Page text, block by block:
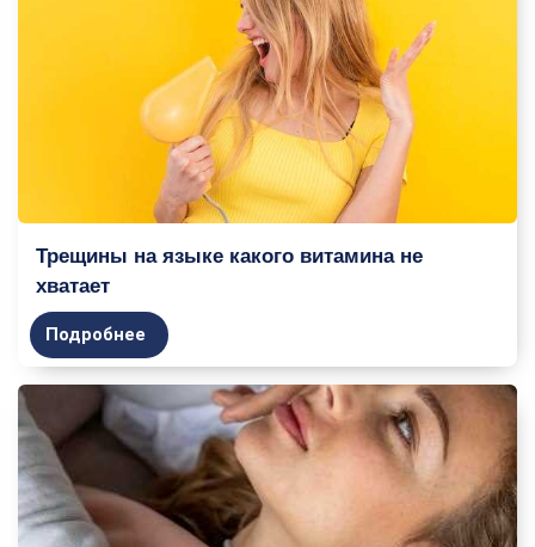
Трещины на языке какого витамина не
хватает
Подробнее